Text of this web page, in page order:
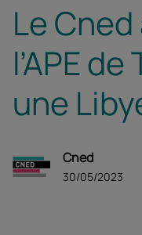
Le
l’APE
une
Cned
30/05/2023